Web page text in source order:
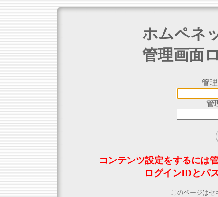
ホムペネ
管理画面
管
管
コンテンツ設定をするには
ログインIDとパ
このページはセ